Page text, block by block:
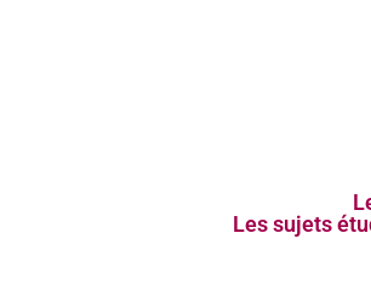
Les sujets